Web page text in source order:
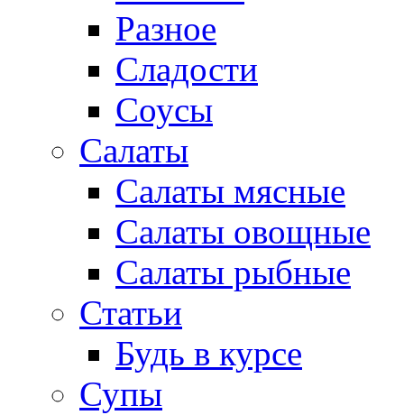
Разное
Сладости
Соусы
Салаты
Салаты мясные
Салаты овощные
Салаты рыбные
Статьи
Будь в курсе
Супы